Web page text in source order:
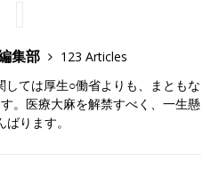
集部
123 Articles
しては厚生○働省よりも、まともな
。医療大麻を解禁すべく、一生懸
ばります。